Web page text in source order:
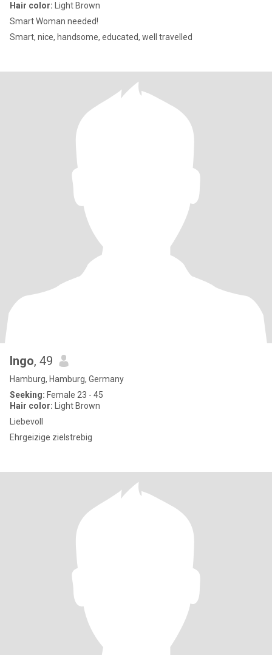
Hair color: Light Brown
Smart Woman needed!
Smart, nice, handsome, educated, well travelled
Ingo, 49
Hamburg, Hamburg, Germany
Seeking: Female 23 - 45
Hair color: Light Brown
Liebevoll
Ehrgeizige zielstrebig